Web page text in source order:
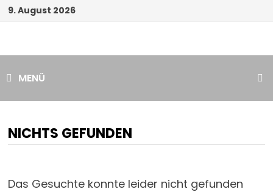
Zum
9. August 2026
MENÜ
NICHTS GEFUNDEN
Das Gesuchte konnte leider nicht gefunden